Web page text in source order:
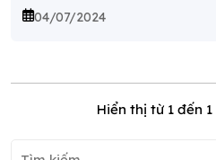
04/07/2024
Hiển thị từ 1 đến 1